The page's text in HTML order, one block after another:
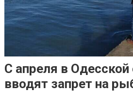
С апреля в Одесской
вводят запрет на